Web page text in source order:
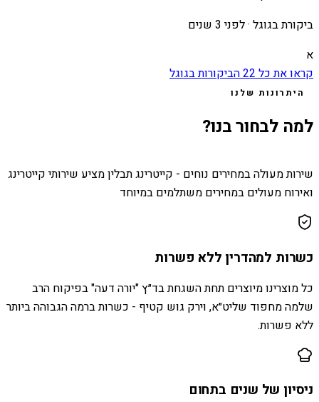
ביקורת בגוגל ·לפני 3 שנים
א
קראו את כל22הביקורות בגוגל
היתרונות שלנו
למה לבחור בנו?
שירות מעולה במחירים נוחים - קייטרינג תבלין מציע שירותי קייטרינג
ואירוח מעולים במחירים משתלמים במיוחד
כשרות למהדרין ללא פשרות
כל מוצרינו מיוצרים תחת השגחת בד״ץ "יורה דעה" בפיקוח הרב
שלמה מחפוד שליט״א, וירק גוש קטיף - כשרות ברמה הגבוהה ביותר
ללא פשרות.
ניסיון של שנים בתחום